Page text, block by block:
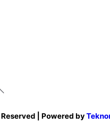
Reserved | Powered by